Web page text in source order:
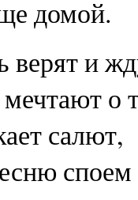
домой.
верят и
о
салют,
споем